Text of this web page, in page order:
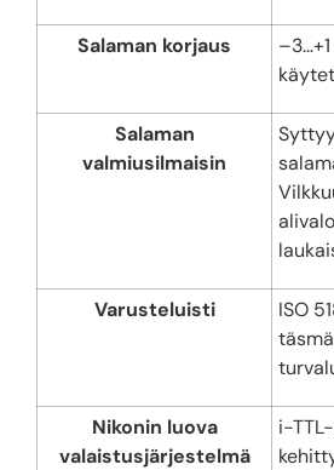
Salaman korjaus
Salaman
valmiusilmaisin
Varusteluisti
ISO
Nikonin luova
valaistusjärjestelmä
i-